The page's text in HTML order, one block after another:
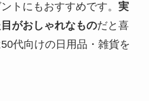
トにもおすすめです。 実
がおしゃれなものだと喜
代向けの日用品・雑貨を